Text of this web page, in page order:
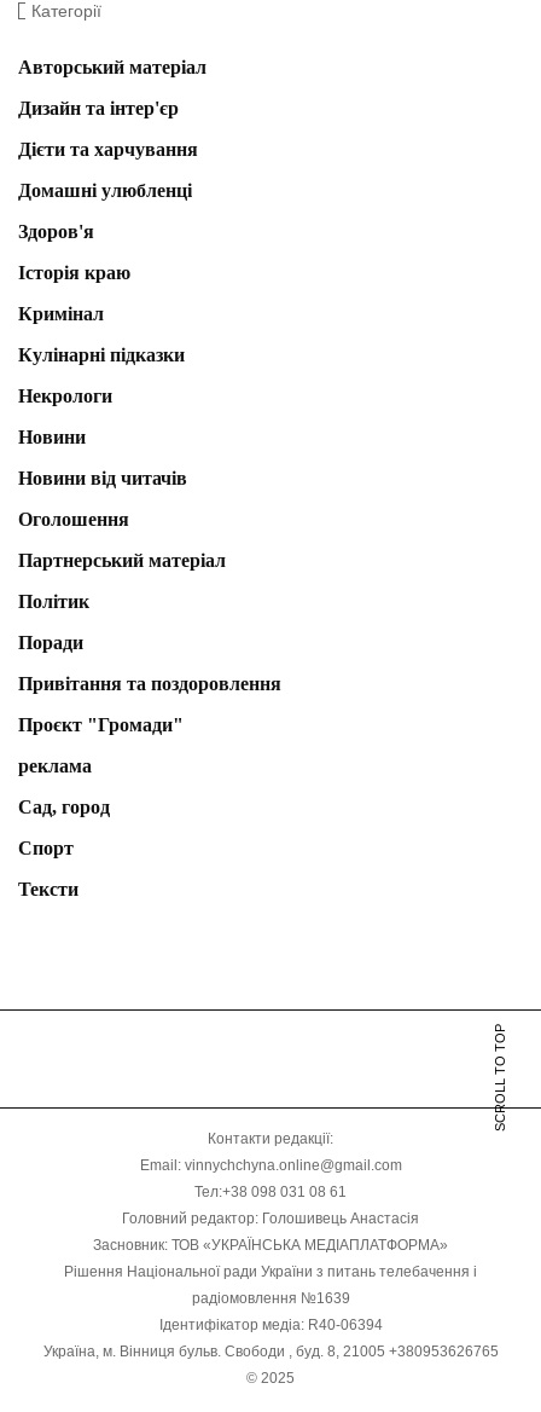
Категорії
Авторський матеріал
Дизайн та інтер'єр
Дієти та харчування
Домашні улюбленці
Здоров'я
Історія краю
Кримінал
Кулінарні підказки
Некрологи
Новини
Новини від читачів
Оголошення
Партнерський матеріал
Політик
Поради
Привітання та поздоровлення
Проєкт "Громади"
реклама
Сад, город
Спорт
Тексти
SCROLL TO TOP
Контакти редакції:
Email: vinnychchyna.online@gmail.com
Тел:+38 098 031 08 61
Головний редактор: Голошивець Анастасія
Засновник: ТОВ «УКРАЇНСЬКА МЕДІАПЛАТФОРМА»
Рішення Національної ради України з питань телебачення і
радіомовлення №1639
Ідентифікатор медіа: R40-06394
Україна, м. Вінниця бульв. Свободи , буд. 8, 21005 +380953626765
© 2025